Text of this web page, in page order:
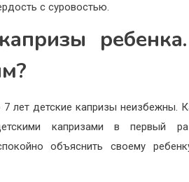
с суровостью.
7 лет детские капризы неизбежны.
капризами в первый
объяснить своему